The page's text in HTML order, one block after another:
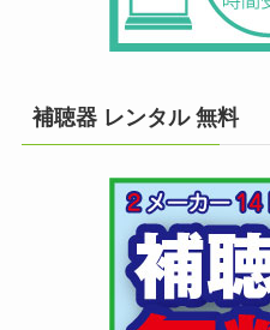
補聴器 レンタル 無料